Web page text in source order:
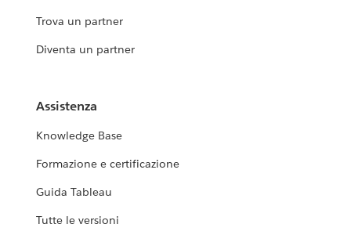
Trova un partner
Diventa un partner
Assistenza
Knowledge Base
Formazione e certificazione
Guida Tableau
Tutte le versioni